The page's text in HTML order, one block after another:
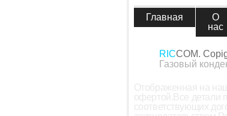
Главная
О
нас
RICCOM.
Газовый